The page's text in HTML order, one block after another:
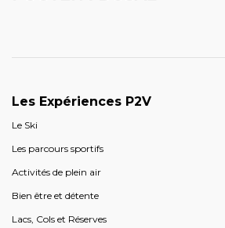
Les Expériences P2V
Le Ski
Les parcours sportifs
Activités de plein air
Bien être et détente
Lacs, Cols et Réserves